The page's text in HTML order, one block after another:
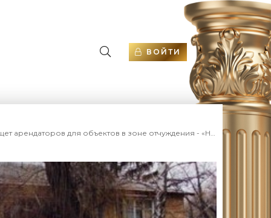
ВОЙТИ
для объектов в зоне отчуждения - «Недвижимость Украины»